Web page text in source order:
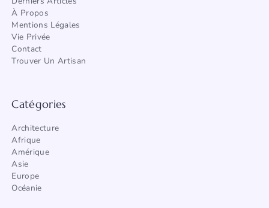
À Propos
Mentions Légales
Vie Privée
Contact
Trouver Un Artisan
Catégories
Architecture
Afrique
Amérique
Asie
Europe
Océanie